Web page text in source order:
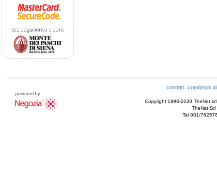
contatti- condizioni
Copyright 1996-2020 TheNet
TheNet Srl
Tel 081/